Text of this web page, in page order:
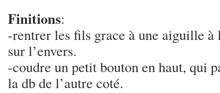
Finitions:
-rentrer les fils grace à une aiguille
sur l’envers.
-coudre un petit bouton en haut, qui
la db de l’autre coté.